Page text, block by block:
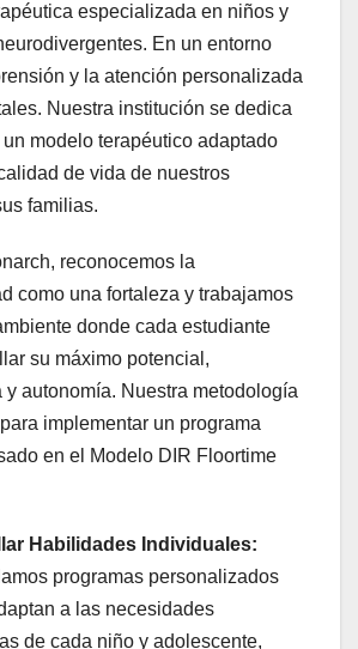
especializada en niños y
En un entorno
y la atención personalizada
Nuestra institución se dedica
modelo terapéutico adaptado
de vida de nuestros
familias.
reconocemos la
como una fortaleza y trabajamos
donde cada estudiante
su máximo potencial,
y autonomía. Nuestra metodología
implementar un programa
en el Modelo DIR Floortime
Habilidades Individuales:
programas personalizados
a las necesidades
de cada niño y adolescente,